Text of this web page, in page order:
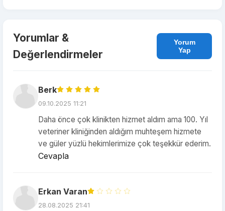
Yorumlar &
Değerlendirmeler
Yorum
Yap
Berk
09.10.2025 11:21
Daha önce çok klinikten hizmet aldım ama 100. Yıl
veteriner kliniğinden aldığım muhteşem hizmete
ve güler yüzlü hekimlerimize çok teşekkür ederim.
Cevapla
Erkan Varan
28.08.2025 21:41